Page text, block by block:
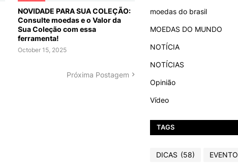
NOVIDADE PARA SUA COLEÇÃO:
Consulte moedas e o Valor da
Sua Coleção com essa
ferramenta!
October 15, 2025
Próxima Postagem
moedas do brasil
MOEDAS DO MUNDO
NOTÍCIA
NOTÍCIAS
Opinião
Vídeo
TAGS
DICAS (58) EVENTO